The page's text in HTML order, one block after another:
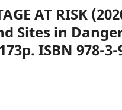
AT RISK
Sites in
ISBN 978-3-